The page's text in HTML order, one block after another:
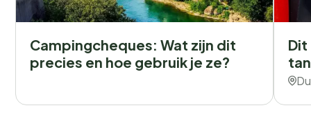
Campingcheques: Wat zijn dit
precies en hoe gebruik je ze?